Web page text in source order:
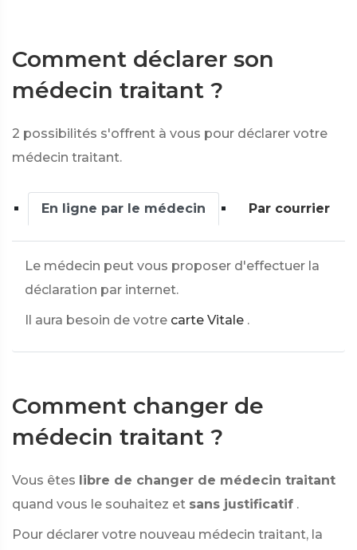
Comment déclarer son
médecin traitant ?
2 possibilités s'offrent à vous pour déclarer votre
médecin traitant.
En ligne par le médecin Par courrier
Le médecin peut vous proposer d'effectuer la
déclaration par internet.
Il aura besoin de votre carte Vitale .
Comment changer de
médecin traitant ?
Vous êtes libre de changer de médecin traitant
quand vous le souhaitez et sans justificatif .
Pour déclarer votre nouveau médecin traitant, la